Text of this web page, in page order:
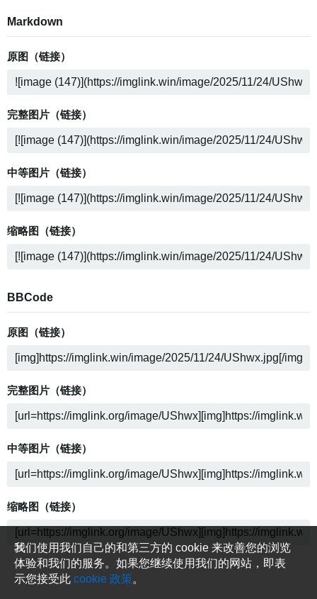
Markdown
原图（链接）
完整图片（链接）
中等图片（链接）
缩略图（链接）
BBCode
原图（链接）
完整图片（链接）
中等图片（链接）
缩略图（链接）
我们使用我们自己的和第三方的 cookie 来改善您的浏览
体验和我们的服务。如果您继续使用我们的网站，即表
示您接受此 cookie 政策。